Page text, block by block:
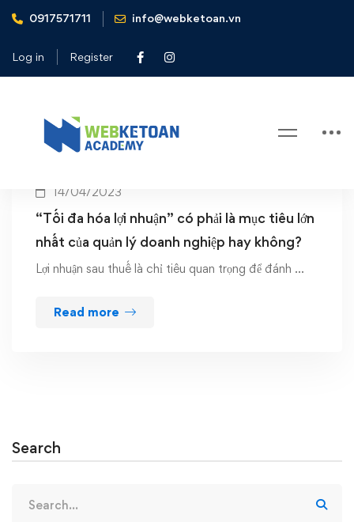
0917571711 info@webketoan.vn
Log in Register
Home EPS
Tag: EPS
14/04/2023
“Tối đa hóa lợi nhuận” có phải là mục tiêu lớn
nhất của quản lý doanh nghiệp hay không?
Lợi nhuận sau thuế là chỉ tiêu quan trọng để đánh …
Read more
Search
for: